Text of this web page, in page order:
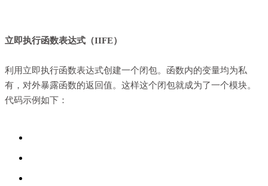
立即执行函数表达式（IIFE）
利用立即执行函数表达式创建一个闭包。函数内的变量均为私
有，对外暴露函数的返回值。这样这个闭包就成为了一个模块。
代码示例如下：